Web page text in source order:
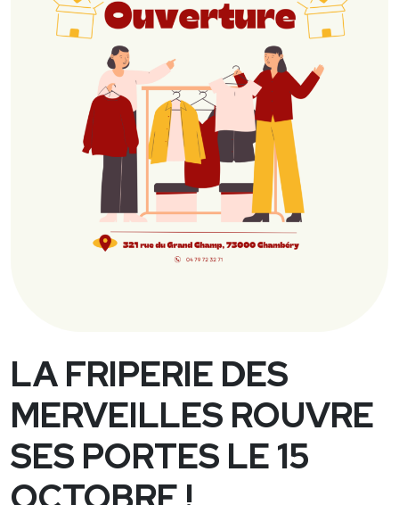
LA FRIPERIE DES
MERVEILLES ROUVRE
SES PORTES LE 15